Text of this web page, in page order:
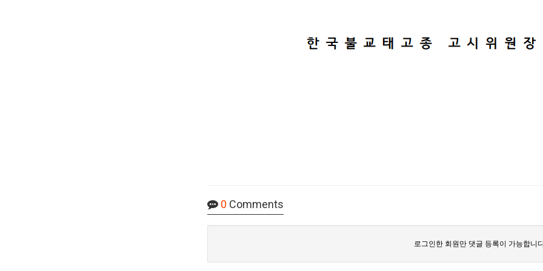
0 Comments
로그인한 회원만 댓글 등록이 가능합니